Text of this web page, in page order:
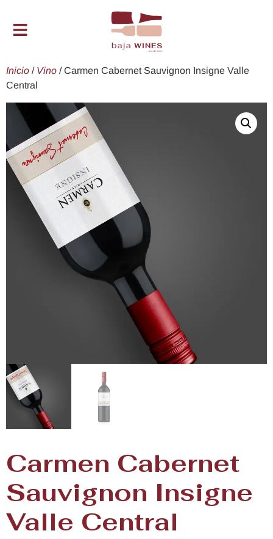
Inicio / Vino / Carmen Cabernet Sauvignon Insigne Valle
Central
Carmen Cabernet
Sauvignon Insigne
Valle Central